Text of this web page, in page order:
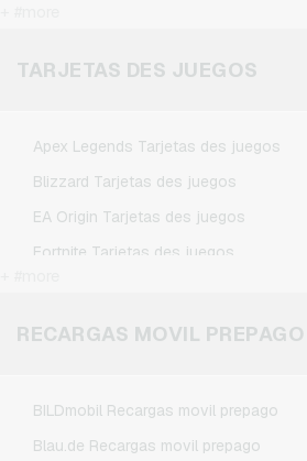
Netflix Tarjetas regalo
TARJETAS DES JUEGOS
Apex Legends Tarjetas des juegos
Blizzard Tarjetas des juegos
EA Origin Tarjetas des juegos
Fortnite Tarjetas des juegos
Minecraft Tarjetas des juegos
RECARGAS MOVIL PREPAGO
BILDmobil Recargas movil prepago
Blau.de Recargas movil prepago